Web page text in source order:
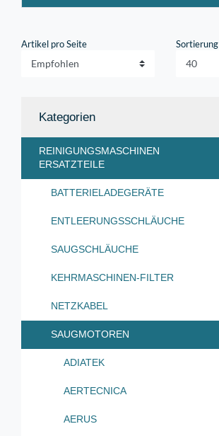
Artikel pro Seite Sortierung
Kategorien
REINIGUNGSMASCHINEN
ERSATZTEILE
BATTERIELADEGERÄTE
ENTLEERUNGSSCHLÄUCHE
SAUGSCHLÄUCHE
KEHRMASCHINEN-FILTER
NETZKABEL
SAUGMOTOREN
ADIATEK
AERTECNICA
AERUS